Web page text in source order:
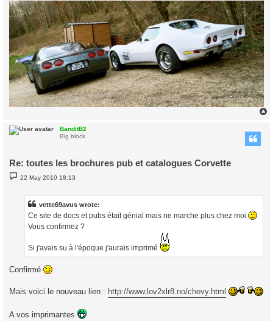
BanditB2
Big block
Re: toutes les brochures pub et catalogues Corvette
P
o
22 May 2010 18:13
vette69avus wrote:
Ce site de docs et pubs était génial mais ne marche plus chez moi
Vous confirmez ?
Si j'avais su à l'époque j'aurais imprimé
Confirmé
Mais voici le nouveau lien : http://www.lov2xlr8.no/chevy.html
A vos imprimantes